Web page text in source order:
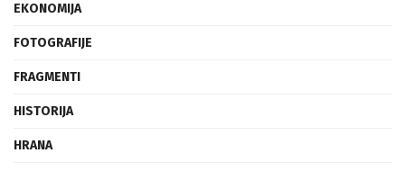
EKONOMIJA
FOTOGRAFIJE
FRAGMENTI
HISTORIJA
HRANA